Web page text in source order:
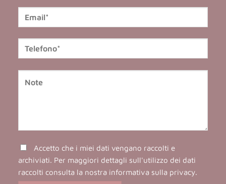
Accetto che i miei dati vengano raccolti e
archiviati. Per maggiori dettagli sull'utilizzo dei dati
raccolti consulta la nostra informativa sulla privacy.